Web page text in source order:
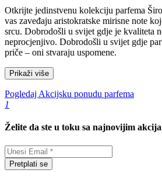
Otkrijte jedinstvenu kolekciju parfema
vas zaveđaju aristokratske mirisne note
srcu. Dobrodošli u svijet gdje je kvaliteta
neprocjenjivo. Dobrodošli u svijet gdje
priče – oni stvaraju uspomene.
Prikaži više
Pogledaj Akcijsku ponudu parfema
1
Želite da ste u toku sa najnovijim
Pretplati se